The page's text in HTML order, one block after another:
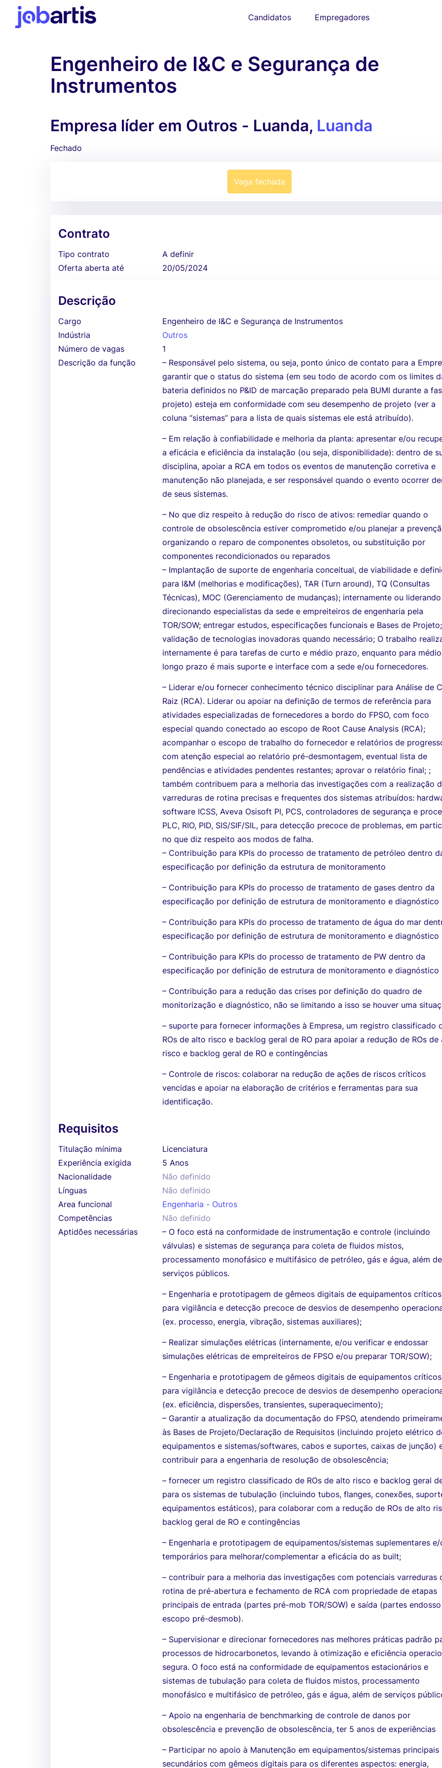
Candidatos Empregadores
Engenheiro de I&C e Segurança de
Instrumentos
Empresa líder em Outros - Luanda, Luanda
Fechado
Vaga fechada
Contrato
Tipo contrato
A definir
Oferta aberta até
20/05/2024
Descrição
Cargo
Engenheiro de I&C e Segurança de Instrumentos
Indústria
Outros
Número de vagas
1
Descrição da função
– Responsável pelo sistema, ou seja, ponto único de contato para a
garantir que o status do sistema (em seu todo de acordo com os limites
bateria definidos no P&ID de marcação preparado pela BUMI durante a
projeto) esteja em conformidade com seu desempenho de projeto (ver a
coluna “sistemas” para a lista de quais sistemas ele está atribuído).
– Em relação à confiabilidade e melhoria da planta: apresentar e/ou
a eficácia e eficiência da instalação (ou seja, disponibilidade): dentro de
disciplina, apoiar a RCA em todos os eventos de manutenção corretiva e
manutenção não planejada, e ser responsável quando o evento ocorrer
de seus sistemas.
– No que diz respeito à redução do risco de ativos: remediar quando o
controle de obsolescência estiver comprometido e/ou planejar a
organizando o reparo de componentes obsoletos, ou substituição por
componentes recondicionados ou reparados
– Implantação de suporte de engenharia conceitual, de viabilidade e
para I&M (melhorias e modificações), TAR (Turn around), TQ (Consultas
Técnicas), MOC (Gerenciamento de mudanças); internamente ou
direcionando especialistas da sede e empreiteiros de engenharia pela
TOR/SOW; entregar estudos, especificações funcionais e Bases de Projeto;
validação de tecnologias inovadoras quando necessário; O trabalho
internamente é para tarefas de curto e médio prazo, enquanto para
longo prazo é mais suporte e interface com a sede e/ou fornecedores.
– Liderar e/ou fornecer conhecimento técnico disciplinar para Análise de
Raiz (RCA). Liderar ou apoiar na definição de termos de referência para
atividades especializadas de fornecedores a bordo do FPSO, com foco
especial quando conectado ao escopo de Root Cause Analysis (RCA);
acompanhar o escopo de trabalho do fornecedor e relatórios de
com atenção especial ao relatório pré-desmontagem, eventual lista de
pendências e atividades pendentes restantes; aprovar o relatório final; ;
também contribuem para a melhoria das investigações com a realização
varreduras de rotina precisas e frequentes dos sistemas atribuídos:
software ICSS, Aveva Osisoft PI, PCS, controladores de segurança e
PLC, RIO, PID, SIS/SIF/SIL, para detecção precoce de problemas, em
no que diz respeito aos modos de falha.
– Contribuição para KPIs do processo de tratamento de petróleo dentro
especificação por definição da estrutura de monitoramento
– Contribuição para KPIs do processo de tratamento de gases dentro da
especificação por definição de estrutura de monitoramento e diagnóstico
– Contribuição para KPIs do processo de tratamento de água do mar
especificação por definição de estrutura de monitoramento e diagnóstico
– Contribuição para KPIs do processo de tratamento de PW dentro da
especificação por definição de estrutura de monitoramento e diagnóstico
– Contribuição para a redução das crises por definição do quadro de
monitorização e diagnóstico, não se limitando a isso se houver uma
– suporte para fornecer informações à Empresa, um registro classificado
ROs de alto risco e backlog geral de RO para apoiar a redução de ROs de
risco e backlog geral de RO e contingências
– Controle de riscos: colaborar na redução de ações de riscos críticos
vencidas e apoiar na elaboração de critérios e ferramentas para sua
identificação.
Requisitos
Titulação mínima
Licenciatura
Experiência exigida
5 Anos
Nacionalidade
Não definido
Línguas
Não definido
Area funcional
Engenharia - Outros
Competências
Não definido
Aptidões necessárias
– O foco está na conformidade de instrumentação e controle (incluindo
válvulas) e sistemas de segurança para coleta de fluidos mistos,
processamento monofásico e multifásico de petróleo, gás e água, além de
serviços públicos.
– Engenharia e prototipagem de gêmeos digitais de equipamentos críticos
para vigilância e detecção precoce de desvios de desempenho
(ex. processo, energia, vibração, sistemas auxiliares);
– Realizar simulações elétricas (internamente, e/ou verificar e endossar
simulações elétricas de empreiteiros de FPSO e/ou preparar TOR/SOW);
– Engenharia e prototipagem de gêmeos digitais de equipamentos críticos
para vigilância e detecção precoce de desvios de desempenho
(ex. eficiência, dispersões, transientes, superaquecimento);
– Garantir a atualização da documentação do FPSO, atendendo
às Bases de Projeto/Declaração de Requisitos (incluindo projeto elétrico
equipamentos e sistemas/softwares, cabos e suportes, caixas de junção)
contribuir para a engenharia de resolução de obsolescência;
– fornecer um registro classificado de ROs de alto risco e backlog geral
para os sistemas de tubulação (incluindo tubos, flanges, conexões,
equipamentos estáticos), para colaborar com a redução de ROs de alto
backlog geral de RO e contingências
– Engenharia e prototipagem de equipamentos/sistemas suplementares e/
temporários para melhorar/complementar a eficácia do as built;
– contribuir para a melhoria das investigações com potenciais varreduras
rotina de pré-abertura e fechamento de RCA com propriedade de etapas
principais de entrada (partes pré-mob TOR/SOW) e saída (partes
escopo pré-desmob).
– Supervisionar e direcionar fornecedores nas melhores práticas padrão
processos de hidrocarbonetos, levando à otimização e eficiência
segura. O foco está na conformidade de equipamentos estacionários e
sistemas de tubulação para coleta de fluidos mistos, processamento
monofásico e multifásico de petróleo, gás e água, além de serviços
– Apoio na engenharia de benchmarking de controle de danos por
obsolescência e prevenção de obsolescência, ter 5 anos de experiências
– Participar no apoio à Manutenção em equipamentos/sistemas principais
secundários com gêmeos digitais para os diferentes aspectos: energia,